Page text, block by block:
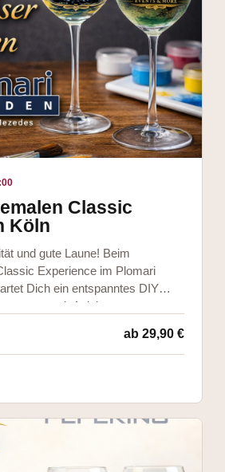
Classic
Köln
und gute Laune! Beim
Experience im Plomari
Dich ein entspanntes DIY
& more mit Anleitun
ab 29,90 €